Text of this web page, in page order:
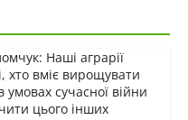
Наші аграрії
хто вміє вирощувати
умовах сучасної війни
цього інших